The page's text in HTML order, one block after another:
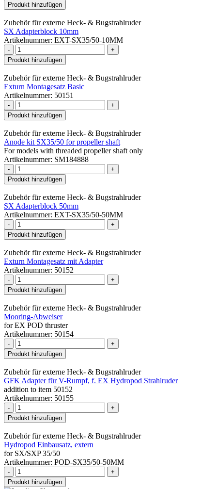
Produkt hinzufügen
Zubehör für externe Heck- & Bugstrahlruder
SX Adapterblock 10mm
Artikelnummer: EXT-SX35/50-10MM
-
+
Produkt hinzufügen
Zubehör für externe Heck- & Bugstrahlruder
Exturn Montagesatz Basic
Artikelnummer: 50151
-
+
Produkt hinzufügen
Zubehör für externe Heck- & Bugstrahlruder
Anode kit SX35/50 for propeller shaft
For models with threaded propeller shaft only
Artikelnummer: SM184888
-
+
Produkt hinzufügen
Zubehör für externe Heck- & Bugstrahlruder
SX Adapterblock 50mm
Artikelnummer: EXT-SX35/50-50MM
-
+
Produkt hinzufügen
Zubehör für externe Heck- & Bugstrahlruder
Exturn Montagesatz mit Adapter
Artikelnummer: 50152
-
+
Produkt hinzufügen
Zubehör für externe Heck- & Bugstrahlruder
Mooring-Abweiser
for EX POD thruster
Artikelnummer: 50154
-
+
Produkt hinzufügen
Zubehör für externe Heck- & Bugstrahlruder
GFK Adapter für V-Rumpf, f. EX Hydropod Strahlruder
addition to item 50152
Artikelnummer: 50155
-
+
Produkt hinzufügen
Zubehör für externe Heck- & Bugstrahlruder
Hydropod Einbausatz, extern
for SX/SXP 35/50
Artikelnummer: POD-SX35/50-50MM
-
+
Produkt hinzufügen